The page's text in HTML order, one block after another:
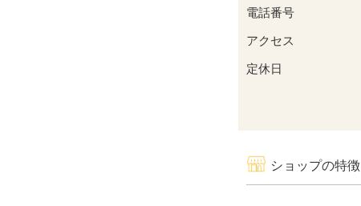
電話番号
アクセス
定休日
ショップの特徴